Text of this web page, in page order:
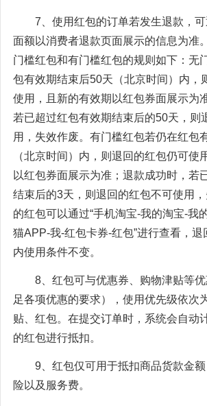
7、使用红包的订单若发生退款，
面额以消费者退款页面展示的信息为准
门槛红包和有门槛红包的规则如下：无
包有效期结束后50天（北京时间）内，
使用，且新的有效期以红包券面展示为
若已超过红包有效期结束后的50天，则
用，失效作废。有门槛红包若仍在红包
（北京时间）内，则退回的红包仍可使
以红包券面展示为准；退款成功时，若
结束后的3天，则退回的红包不可使用
的红包可以通过“手机淘宝-我的淘宝-我
猫APP-我-红包卡券-红包”进行查看，退
内使用条件不变。
8、红包可与优惠券、购物津贴等
足各项优惠的要求），使用优先级依次
贴、红包。在提交订单时，系统会自动
的红包进行抵扣。
9、红包仅可用于抵扣商品货款金
险以及服务费。